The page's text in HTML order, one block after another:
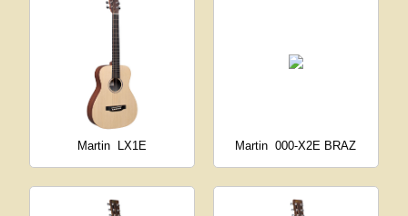
Martin LX1E Martin 000-X2E BRAZ